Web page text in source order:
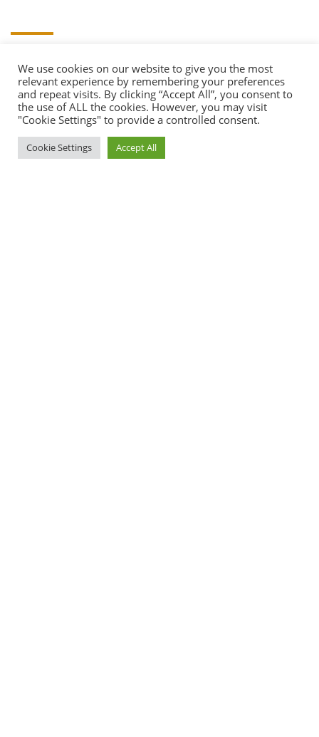
05.
Do you handle Wills?
elit, sed do eiusmod tempor incididunt ut labore et
We use cookies on our website to give you the most
relevant experience by remembering your preferences
and repeat visits. By clicking “Accept All”, you consent to
the use of ALL the cookies. However, you may visit
"Cookie Settings" to provide a controlled consent.
Cookie Settings Accept All